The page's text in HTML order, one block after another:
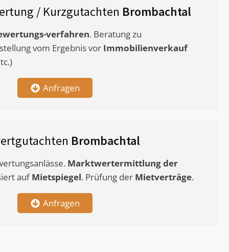
/ Kurzgutachten Brombachtal
verfahren. Beratung zu
vom Ergebnis vor Immobilienverkauf
Anfragen
Brombachtal
Marktwertermittlungder
aufMietspiegel. Prüfung der Mietverträge.
Anfragen